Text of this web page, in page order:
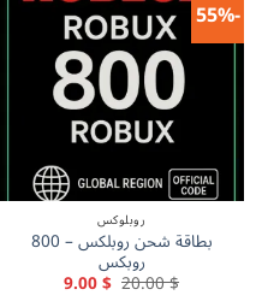
بطاقة شحن روبلكس – 800
روبكس
السعر
الأصلي
9.00$ السعر
الحالي
-90%